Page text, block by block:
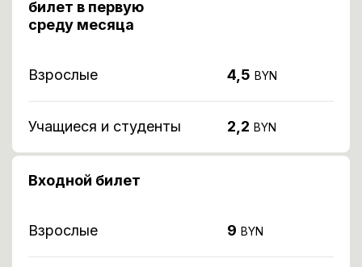
билет в первую
среду месяца
Взрослые 4,5 BYN
Учащиеся и студенты 2,2 BYN
Входной билет
Взрослые 9 BYN